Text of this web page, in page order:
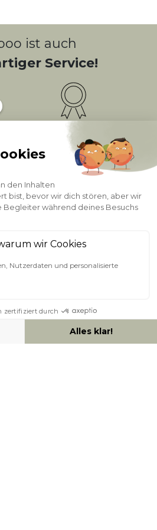
ist auch
Service!
Bonusprogramm
PUNKTE = 5